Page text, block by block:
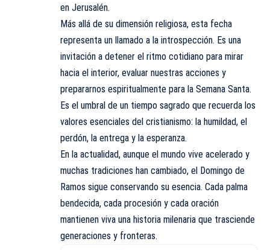
en Jerusalén.
Más allá de su dimensión religiosa, esta fecha
representa un llamado a la introspección. Es una
invitación a detener el ritmo cotidiano para mirar
hacia el interior, evaluar nuestras acciones y
prepararnos espiritualmente para la Semana Santa.
Es el umbral de un tiempo sagrado que recuerda los
valores esenciales del cristianismo: la humildad, el
perdón, la entrega y la esperanza.
En la actualidad, aunque el mundo vive acelerado y
muchas tradiciones han cambiado, el Domingo de
Ramos sigue conservando su esencia. Cada palma
bendecida, cada procesión y cada oración
mantienen viva una historia milenaria que trasciende
generaciones y fronteras.